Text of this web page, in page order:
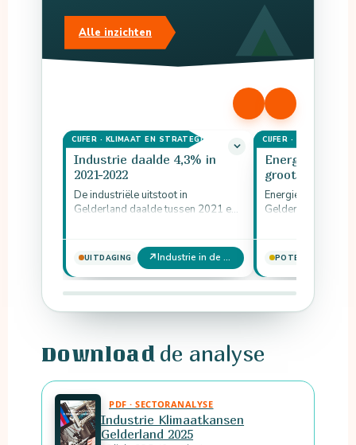
Alle inzichten
CIJFER · KLIMAAT EN STRATEGIE
Industrie daalde 4,3% in
2021-2022
De industriële uitstoot in
Gelderland daalde tussen 2021 en
UITDAGING ↗ Industrie in de Gelderse momentopname 2025
CIJFER · KLIMAAT EN
Energie-
grootste
Energie-efficiëntie
Gelderse industrie
POTENTIE
Download de analyse
PDF · SECTORANALYSE
Industrie Klimaatkansen
Gelderland 2025